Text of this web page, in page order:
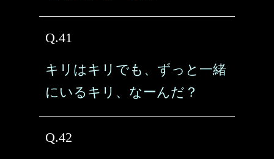
Q.41
キリはキリでも、ずっと一緒
にいるキリ、なーんだ？
Q.42